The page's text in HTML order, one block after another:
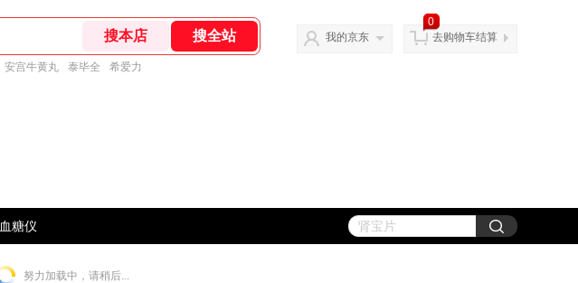
安宫牛黄丸 泰毕全 希爱力
我的京东
0
去购物车结算
血糖仪
努力加载中，请稍后...